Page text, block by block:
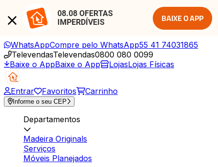
08.08 OFERTAS
IMPERDÍVEIS
BAIXE O APP
WhatsAppCompre pelo WhatsApp55 41 74031865
TelevendasTelevendas0800 080 0099
Baixe o AppBaixe o App LojasLojas Físicas
Entrar Favoritos Carrinho
Informe o seu CEP
Departamentos
Madeira Originals
Serviços
Móveis Planejados